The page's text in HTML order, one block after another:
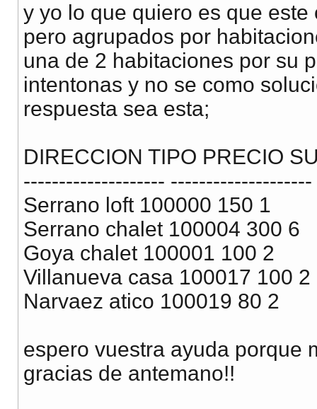
y yo lo que quiero es que
pero agrupados por
una de 2 habitaciones por su
intentonas y no se como
respuesta sea esta;
DIRECCION TIPO PRECIO
--------------------
Serrano loft 100000 150 1
Serrano chalet 100004 300 6
Goya chalet 100001 100 2
Villanueva casa 100017 100 2
Narvaez atico 100019 80 2
espero vuestra ayuda porque
gracias de antemano!!